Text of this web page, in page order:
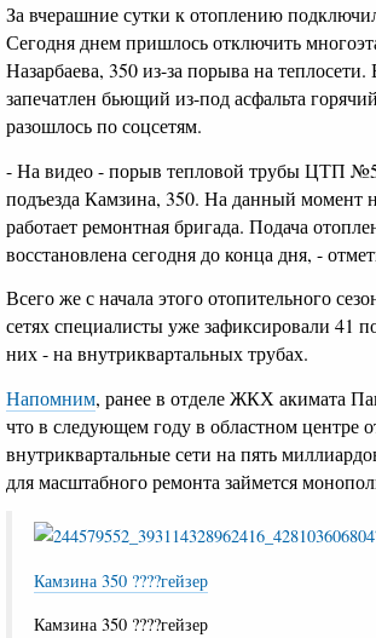
За вчерашние сутки к отоплению
Сегодня днем пришлось отключить
Назарбаева, 350 из-за порыва на
запечатлен бьющий из-под асфальта
разошлось по соцсетям.
- На видео - порыв тепловой трубы ЦТП
подъезда Камзина, 350. На данный момент
работает ремонтная бригада. Подача
восстановлена сегодня до конца дня, -
Всего же с начала этого отопительного
сетях специалисты уже зафиксировали 41
них - на внутриквартальных трубах.
Напомним, ранее в отделе ЖКХ акимата
что в следующем году в областном центре
внутриквартальные сети на пять
для масштабного ремонта займется
Камзина 350 ????гейзер
Камзина 350 ????гейзер